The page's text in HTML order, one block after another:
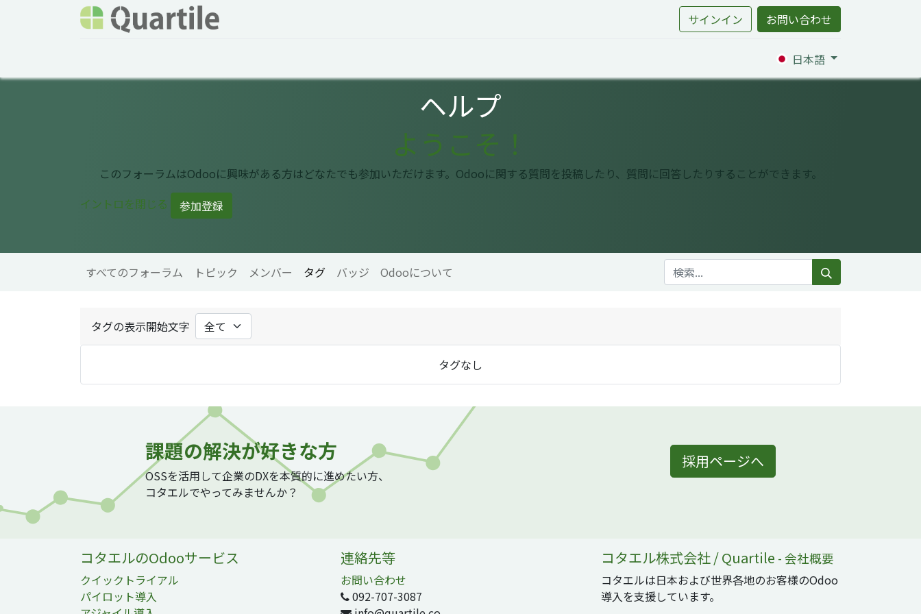
サインイン お問い合わせ
日本語
ヘルプ
ようこそ！
このフォーラムはOdooに興味がある方はどなたでも参加いただけます。Odooに関する質問を投稿したり、質問に回答したりすることができます。
イントロを閉じる
参加登録
すべてのフォーラム トピック メンバー タグ バッジ Odooについて
タグの表示開始文字
タグなし
課題の解決が好きな方
OSSを活用して企業のDXを本質的に進めたい方、
コタエルでやってみませんか？
採用ページへ
コタエルのOdooサービス
クイックトライアル
パイロット導入
連絡先等
お問い合わせ
092-707-3087
コタエル株式会社 / Quartile - 会社概要
コタエルは日本および世界各地のお客様のOdoo
導入を支援しています。